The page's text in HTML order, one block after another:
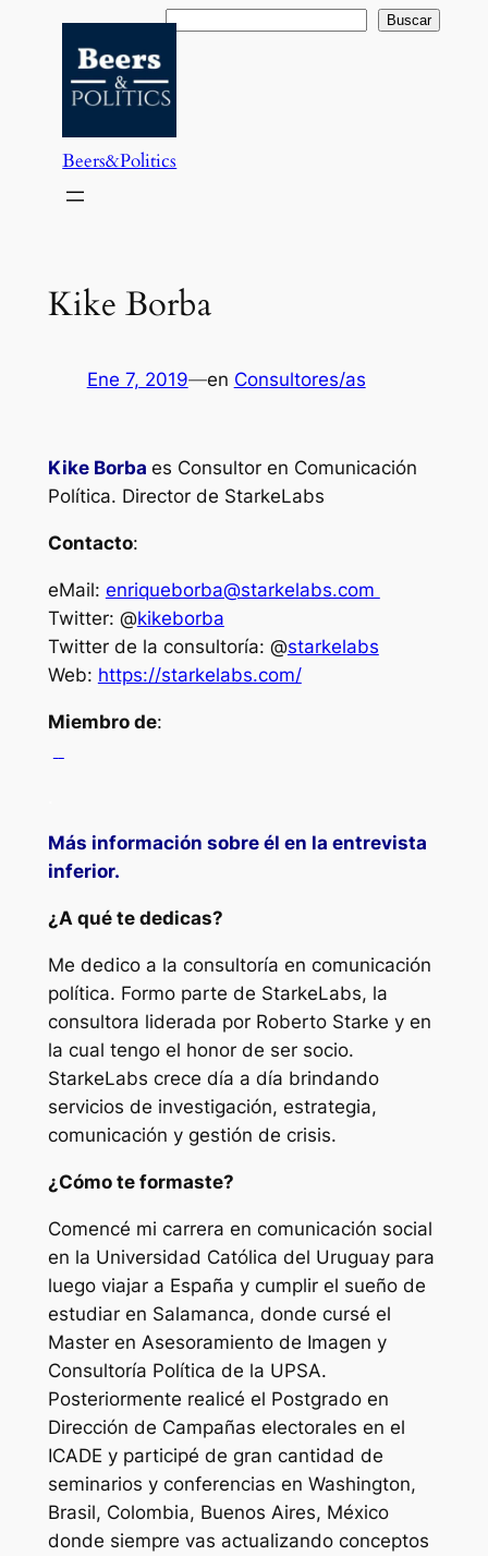
contenido
Buscar Buscar
Beers&Politics
Kike Borba
Ene 7, 2019—en Consultores/as
Kike Borba es Consultor en Comunicación
Política. Director de StarkeLabs
Contacto:
eMail: enriqueborba@starkelabs.com
Twitter: @kikeborba
Twitter de la consultoría: @starkelabs
Web: https://starkelabs.com/
Miembro de:
Más información sobre él en la entrevista
inferior.
¿A qué te dedicas?
Me dedico a la consultoría en comunicación
política. Formo parte de StarkeLabs, la
consultora liderada por Roberto Starke y en
la cual tengo el honor de ser socio.
StarkeLabs crece día a día brindando
servicios de investigación, estrategia,
comunicación y gestión de crisis.
¿Cómo te formaste?
Comencé mi carrera en comunicación social
en la Universidad Católica del Uruguay para
luego viajar a España y cumplir el sueño de
estudiar en Salamanca, donde cursé el
Master en Asesoramiento de Imagen y
Consultoría Política de la UPSA.
Posteriormente realicé el Postgrado en
Dirección de Campañas electorales en el
ICADE y participé de gran cantidad de
seminarios y conferencias en Washington,
Brasil, Colombia, Buenos Aires, México
donde siempre vas actualizando conceptos